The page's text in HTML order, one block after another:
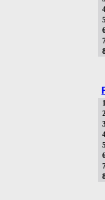
5
7
1
2
3
5
7